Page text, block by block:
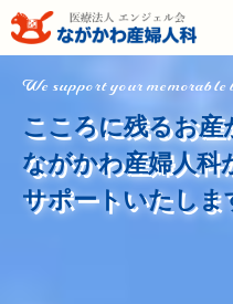
We support your memorable
こころに残るお産
ながかわ産婦人科
サポートいたしま